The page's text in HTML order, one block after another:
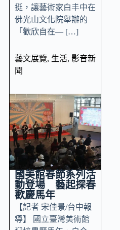
挺，讓藝術家白丰中在
佛光山文化院舉辦的
「歡欣自在— […]
藝文展覽, 生活, 影音新
聞
國美館春節系列活
動登場 藝起探春
歡慶馬年
【記者 宋佳景/台中報
導】 國立臺灣美術館